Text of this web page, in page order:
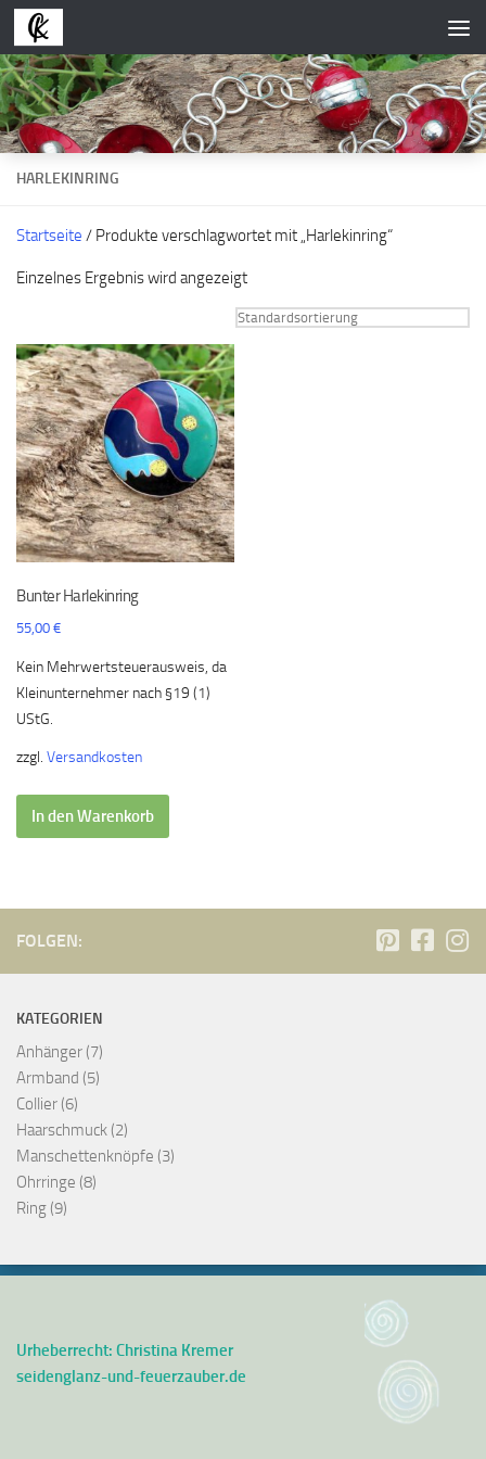
Zum Inhalt springen
HARLEKINRING
Startseite / Produkte verschlagwortet mit „Harlekinring“
Einzelnes Ergebnis wird angezeigt
Bunter Harlekinring
55,00 €
Kein Mehrwertsteuerausweis, da
Kleinunternehmer nach §19 (1)
UStG.
zzgl. Versandkosten
In den Warenkorb
FOLGEN:
KATEGORIEN
Anhänger (7)
Armband (5)
Collier (6)
Haarschmuck (2)
Manschettenknöpfe (3)
Ohrringe (8)
Ring (9)
Urheberrecht: Christina Kremer
seidenglanz-und-feuerzauber.de